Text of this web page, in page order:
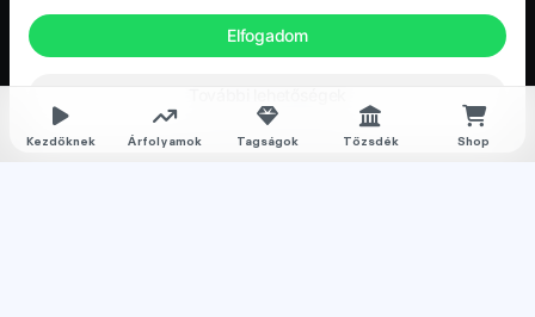
Kezdőknek Árfolyamok Tagságok Tőzsdék Shop
Elfogadom
Oldalak
Árfolyamok
Rólunk